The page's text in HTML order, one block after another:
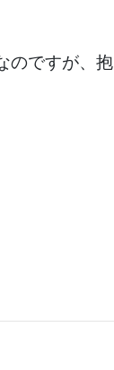
のですが、抱